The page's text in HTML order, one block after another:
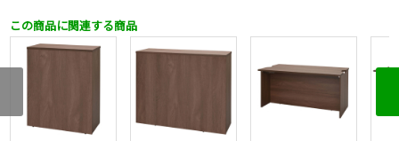
この商品に関連する商品